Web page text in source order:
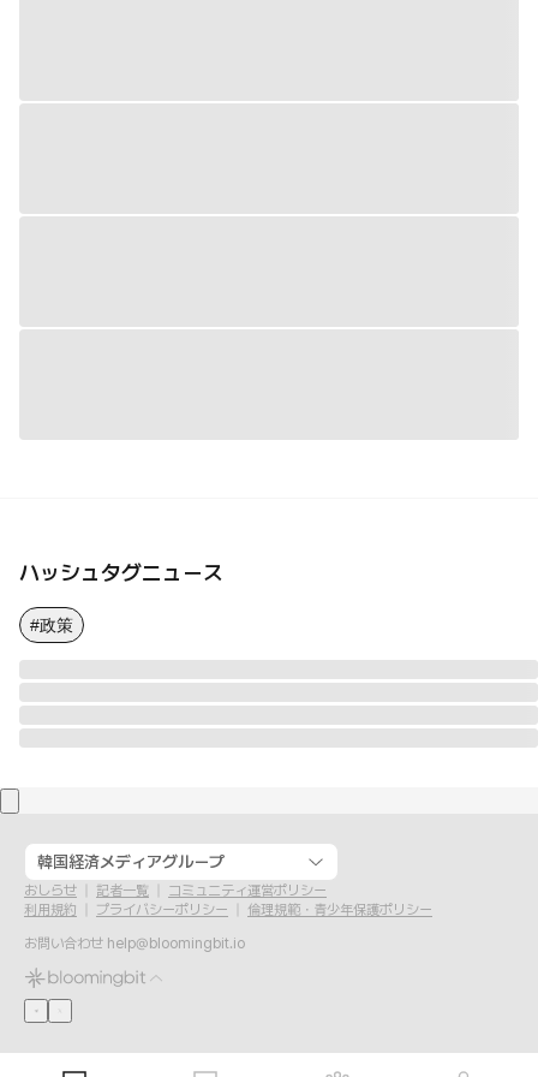
ハッシュタグニュース
#政策
韓国経済メディアグループ
おしらせ 記者一覧
コミュニティ運営ポリシー
利用規約
プライバシーポリシー
倫理規範・青少年保護ポリシー
お問い合わせ help@bloomingbit.io